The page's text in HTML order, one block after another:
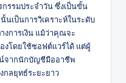
รรมประจำวัน ซึ่งเป็นขั้น
เป็นการวิเคราะห์ในระดับ
งการเงิน แม้ว่าคุณจะ
งโดยใช้ซอฟต์แวร์ได้ แต่ผู้
จากนักบัญชีมืออาชีพ
กลยุทธ์ระยะยาว